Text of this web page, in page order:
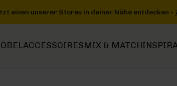
-Zum Storefinder++++++ Jetzt einen
ACCESSOIRESMIX & MATCH